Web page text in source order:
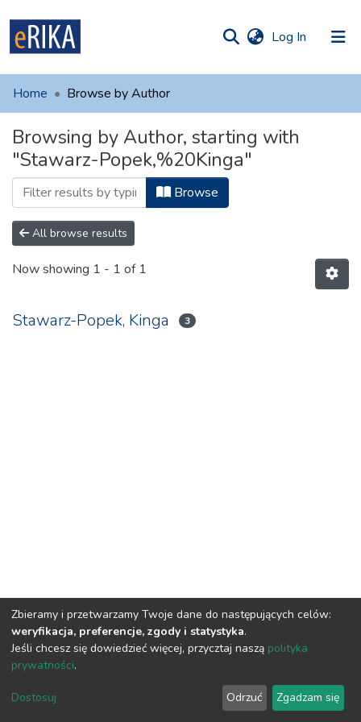
Log In (current)
UAFM
For authors
Help
Contact
Home Browse by Author
Browsing by Author, starting with
"Stawarz-Popek,%20Kinga"
Browse
All browse results
Now showing 1 - 1 of 1
Stawarz-Popek, Kinga 3
DSpace software copyright © 2002-2026LYRASIS
Privacy policy Regulations
Zbieramy i przetwarzamy Twoje dane do następujących celów:
weryfikacja, preferencje, zgody i statystyka.
Jeśli chcesz się dowiedzieć więcej, przycztaj naszą polityka
prywatności.
Dostosuj Odrzuć Zgadzam się